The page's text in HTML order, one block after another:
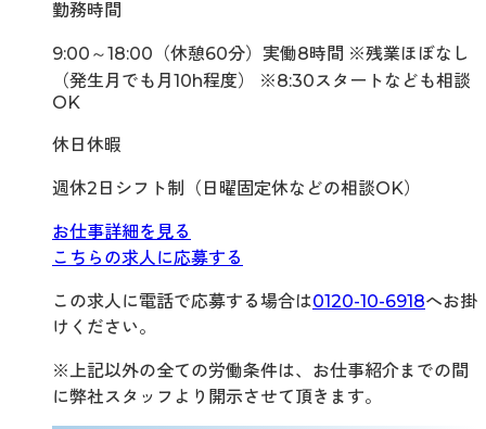
勤務時間
9:00～18:00（休憩60分）実働8時間 ※残業ほぼなし
（発生月でも月10h程度） ※8:30スタートなども相談
OK
休日休暇
週休2日シフト制（日曜固定休などの相談OK）
お仕事詳細を見る
こちらの求人に応募する
この求人に電話で応募する場合は0120-10-6918へお掛
けください。
※上記以外の全ての労働条件は、お仕事紹介までの間
に弊社スタッフより開示させて頂きます。